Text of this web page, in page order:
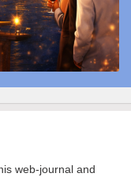
web-journal and